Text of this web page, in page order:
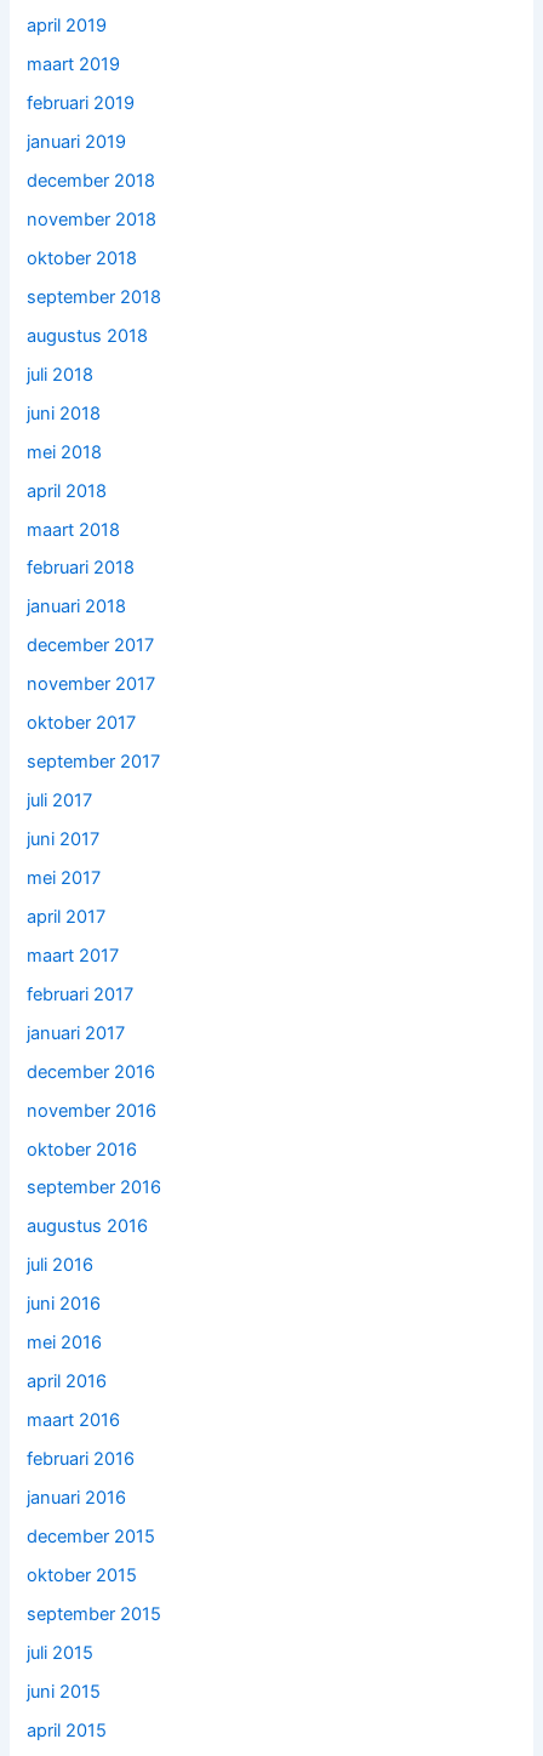
april 2019
maart 2019
februari 2019
januari 2019
december 2018
november 2018
oktober 2018
september 2018
augustus 2018
juli 2018
juni 2018
mei 2018
april 2018
maart 2018
februari 2018
januari 2018
december 2017
november 2017
oktober 2017
september 2017
juli 2017
juni 2017
mei 2017
april 2017
maart 2017
februari 2017
januari 2017
december 2016
november 2016
oktober 2016
september 2016
augustus 2016
juli 2016
juni 2016
mei 2016
april 2016
maart 2016
februari 2016
januari 2016
december 2015
oktober 2015
september 2015
juli 2015
juni 2015
april 2015